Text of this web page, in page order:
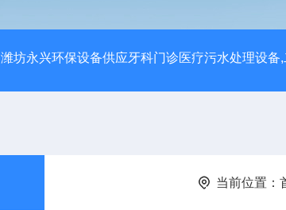
潍坊永兴环保设备供应牙科门诊医疗污水处理设备
当前位置：